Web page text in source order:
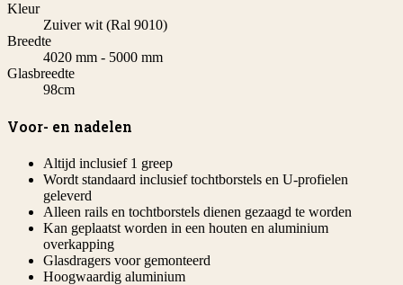
Kleur
Zuiver wit (Ral 9010)
Breedte
4020 mm - 5000 mm
Glasbreedte
98cm
Voor- en nadelen
Altijd inclusief 1 greep
Wordt standaard inclusief tochtborstels en U-profielen
geleverd
Alleen rails en tochtborstels dienen gezaagd te worden
Kan geplaatst worden in een houten en aluminium
overkapping
Glasdragers voor gemonteerd
Hoogwaardig aluminium